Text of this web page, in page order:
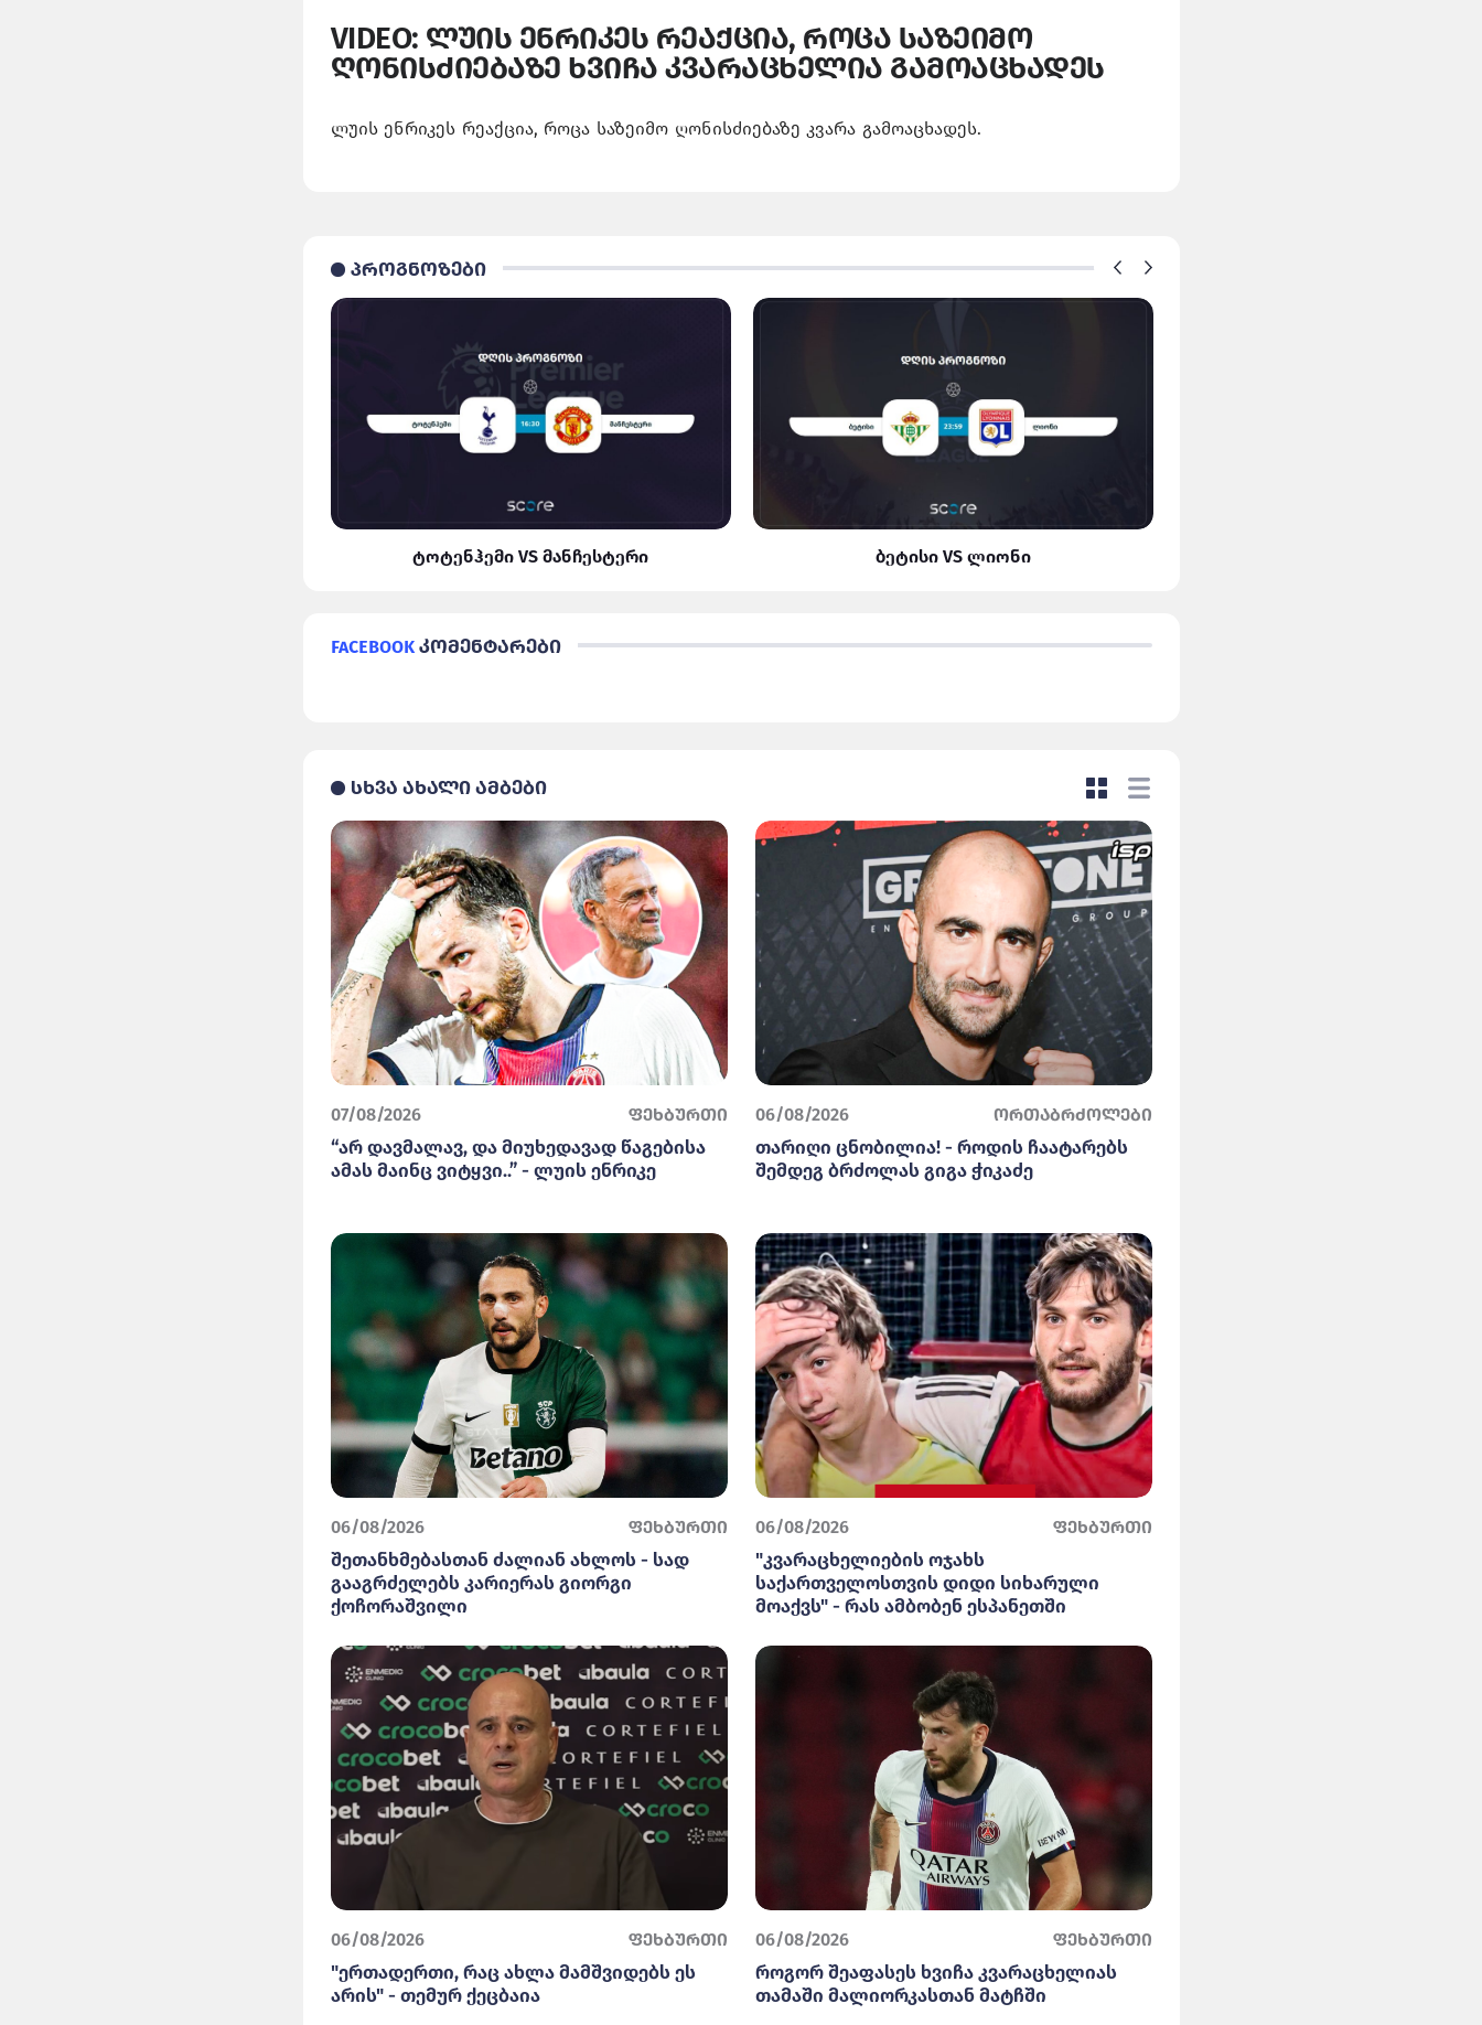
VIDEO: ლუის ენრიკეს რეაქცია, როცა საზეიმო
ღონისძიებაზე ხვიჩა კვარაცხელია გამოაცხადეს
ლუის ენრიკეს რეაქცია, როცა საზეიმო ღონისძიებაზე კვარა გამოაცხადეს.
პროგნოზები
ტოტენჰემი VS მანჩესტერი ბეტისი VS ლიონი
Facebookკომენტარები
სხვა ახალი ამბები
07/08/2026 ფეხბურთი
“არ დავმალავ, და მიუხედავად წაგებისა
ამას მაინც ვიტყვი..” - ლუის ენრიკე
06/08/2026 ორთაბრძოლები
თარიღი ცნობილია! - როდის ჩაატარებს
შემდეგ ბრძოლას გიგა ჭიკაძე
06/08/2026 ფეხბურთი
შეთანხმებასთან ძალიან ახლოს - სად
გააგრძელებს კარიერას გიორგი
ქოჩორაშვილი
06/08/2026 ფეხბურთი
"კვარაცხელიების ოჯახს
საქართველოსთვის დიდი სიხარული
მოაქვს" - რას ამბობენ ესპანეთში
06/08/2026 ფეხბურთი
"ერთადერთი, რაც ახლა მამშვიდებს ეს
არის" - თემურ ქეცბაია
06/08/2026 ფეხბურთი
როგორ შეაფასეს ხვიჩა კვარაცხელიას
თამაში მალიორკასთან მატჩში